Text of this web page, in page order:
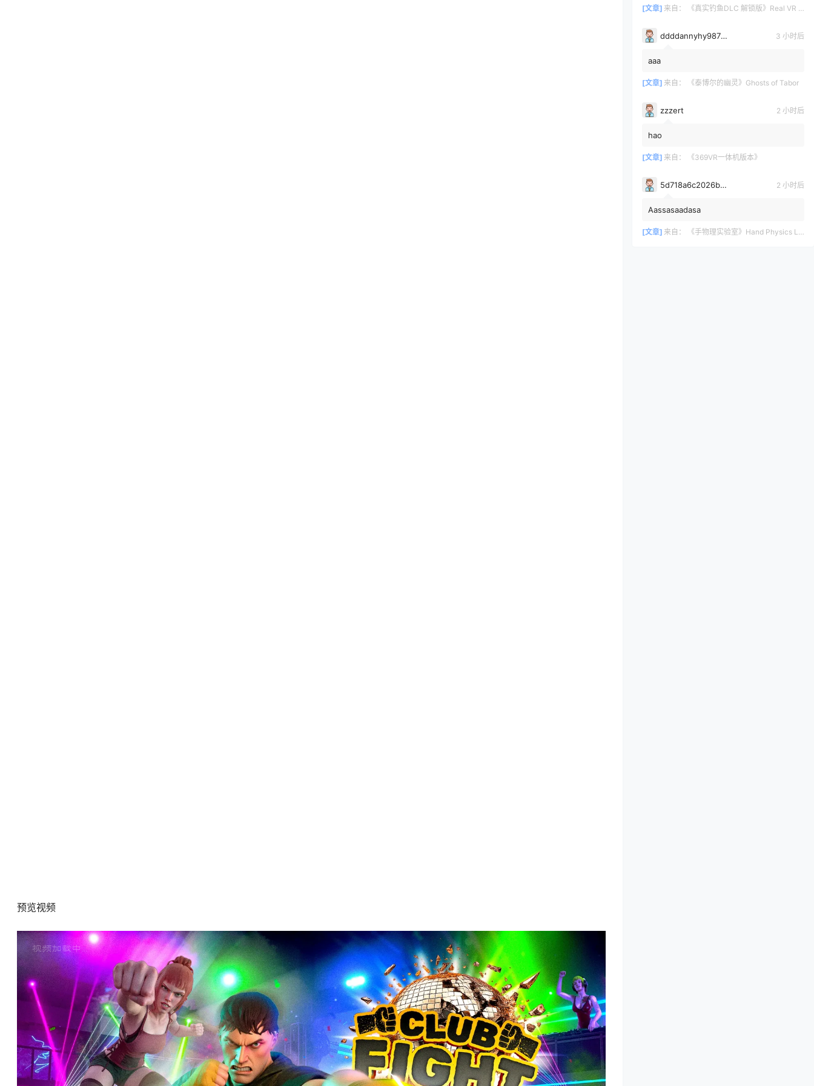
[文章] 来自： 《真实钓鱼DLC 解锁版》Real VR Fishing DLC
ddddannyhy987878 3 小时后
aaa
[文章] 来自： 《泰博尔的幽灵》Ghosts of Tabor
zzzert 2 小时后
hao
[文章] 来自： 《369VR一体机版本》
5d718a6c2026b3700bdc0c971e6d75361628 2 小时后
Aassasaadasa
[文章] 来自： 《手物理实验室》Hand Physics Lab